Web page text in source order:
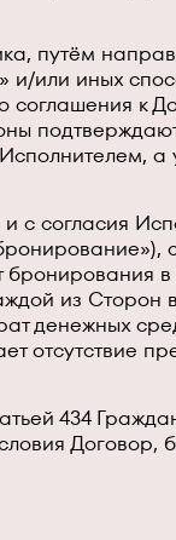
путём
или иных
к
а
с согласия
бронирования
из Сторон
денежных
отсутствие
434
Договор,